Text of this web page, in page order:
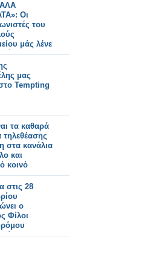
Oι
του
μάς λένε
τους
τρόπο τι
για τον
μας
Tempting
τα καθαρά
τηλεθέασης
στα κανάλια
και
κοινό
στις 28
ο
Φίλοι